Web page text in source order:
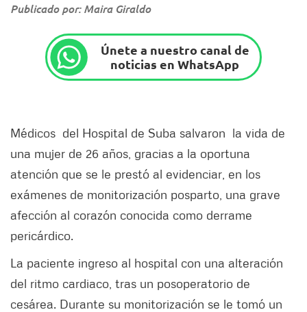
Publicado por: Maira Giraldo
Únete a nuestro canal de
noticias en WhatsApp
Médicos del Hospital de Suba salvaron la vida de
una mujer de 26 años, gracias a la oportuna
atención que se le prestó al evidenciar, en los
exámenes de monitorización posparto, una grave
afección al corazón conocida como derrame
pericárdico.
La paciente ingreso al hospital con una alteración
del ritmo cardiaco, tras un posoperatorio de
cesárea. Durante su monitorización se le tomó un